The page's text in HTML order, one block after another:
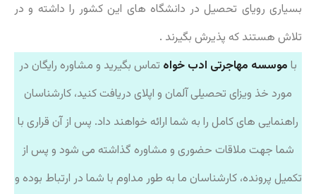
بسیاری رویای تحصیل در دانشگاه های این کشور را داشته و در
تلاش هستند که پذیرش بگیرند .
با موسسه مهاجرتی ادب خواه تماس بگیرید و مشاوره رایگان در
مورد خذ ویزای تحصیلی آلمان و اپلای دریافت کنید، کارشناسان
راهنمایی های کامل را به شما ارائه خواهند داد. پس از آن قراری با
شما جهت ملاقات حضوری و مشاوره گذاشته می شود و پس از
تکمیل پرونده، کارشناسان ما به طور مداوم با شما در ارتباط بوده و